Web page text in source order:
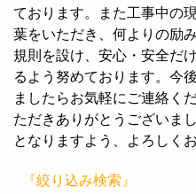
ております。また工事中の
葉をいただき、何よりの励
規則を設け、安心・安全だ
るよう努めております。今
ましたらお気軽にご連絡く
ただきありがとうございま
となりますよう、よろしく
『絞り込み検索』